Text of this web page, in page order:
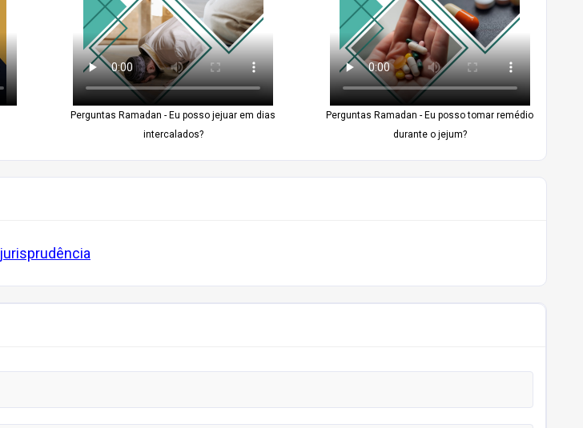
Perguntas Ramadan - Eu posso tomar remédio
durante o jejum?
Perguntas Ramadan - Eu posso jejuar em dias
intercalados?
jurisprudência